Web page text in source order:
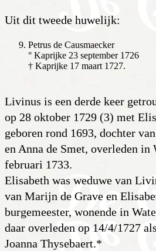
Uit dit tweede huwelijk:
Petrus de Causmaecker
° Kaprijke 23 september 1726
† Kaprijke 17 maart 1727.
Livinus is een derde keer
op 28 oktober 1729 (3) met
geboren rond 1693, dochter
en Anna de Smet, overleden in
februari 1733.
Elisabeth was weduwe van
van Marijn de Grave en
burgemeester, wonende in
daar overleden op 14/4/1727
Joanna Thysebaert.*